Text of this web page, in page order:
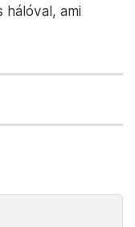
hálóval, ami